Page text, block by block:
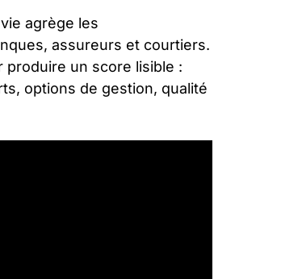
agrège les
assureurs et courtiers.
un score lisible :
options de gestion, qualité